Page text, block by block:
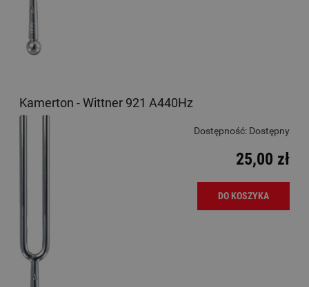
Kamerton - Wittner 921 A440Hz
Dostępność: Dostępny
25,00 zł
DO KOSZYKA